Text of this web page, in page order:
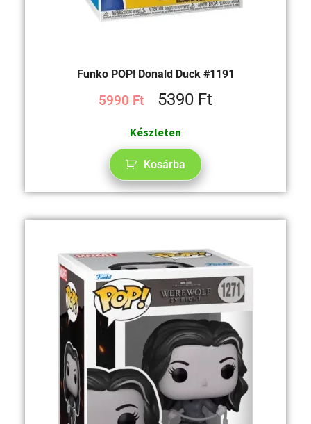
Funko POP! Donald Duck #1191
5990Ft 5390 Ft
Készleten
Kosárba